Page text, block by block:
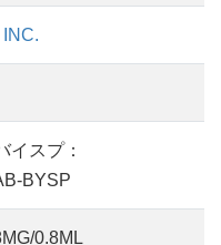
イスプ：
BYSP
0.8ML